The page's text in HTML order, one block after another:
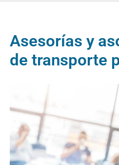
Asesorías y
de transporte